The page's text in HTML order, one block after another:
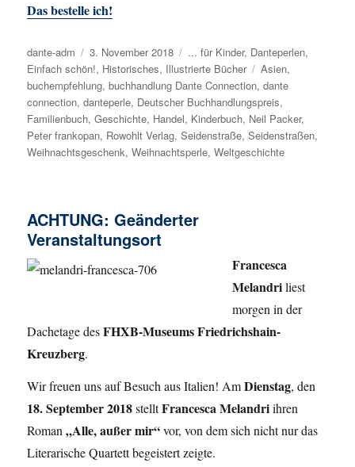
Das bestelle ich!
Autor
dante-adm
Veröffentlicht
am
3. November 2018 Kategorien
... für Kinder, Danteperlen,
Einfach schön!, Historisches, Illustrierte Bücher Schlagwörter
Asien,
buchempfehlung,buchhandlung Dante Connection,dante
connection,danteperle, Deutscher Buchhandlungspreis,
Familienbuch,Geschichte, Handel, Kinderbuch, Neil Packer,
Peter frankopan, Rowohlt Verlag,Seidenstraße,Seidenstraßen,
Weihnachtsgeschenk,Weihnachtsperle,Weltgeschichte
ACHTUNG: Geänderter
Veranstaltungsort
Francesca
Melandriliest
morgen in der
Dachetage desFHXB-Museums Friedrichshain-
Kreuzberg.
Wir freuen uns auf Besuch aus Italien! AmDienstag, den
18. September 2018stelltFrancesca Melandriihren
Roman„Alle, außer mir“vor, von dem sich nicht nur das
Literarische Quartett begeistert zeigte.